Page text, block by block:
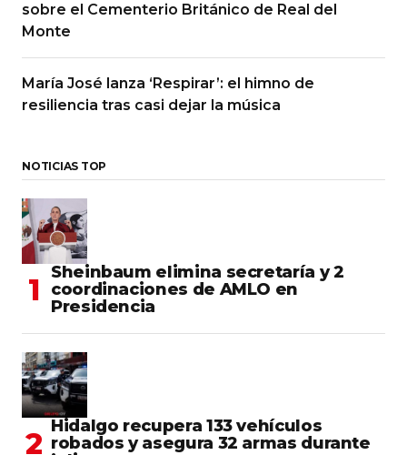
sobre el Cementerio Británico de Real del
Monte
María José lanza ‘Respirar’: el himno de
resiliencia tras casi dejar la música
NOTICIAS TOP
Sheinbaum elimina secretaría y 2
coordinaciones de AMLO en
Presidencia
Hidalgo recupera 133 vehículos
robados y asegura 32 armas durante